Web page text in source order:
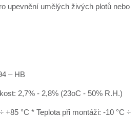
upevnění umělých živých plotů nebo
– HB
2,7% - 2,8% (23oC - 50% R.H.)
+85 °C * Teplota při montáži: -10 °C ÷